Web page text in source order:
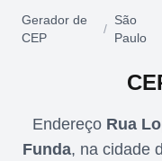
Gerador de
CEP
/
São
Paulo
Endereço Rua
Funda, na cidade